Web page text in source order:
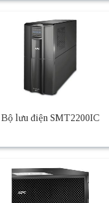
Bộ lưu điện SMT2200IC